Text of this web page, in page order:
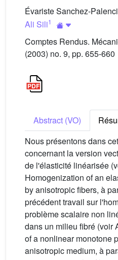
Évariste Sanchez-
Ali Sili1
Comptes Rendus.
(2003) no. 9, pp. 655-660
Abstract (VO)
Nous présentons dans
concernant la version
de l'élasticité linéarisée
Homogenization of an
by anisotropic fibers, à
précédent travail sur
problème scalaire non
dans un milieu fibré (voir
of a nonlinear monotone
anisotropic medium, à